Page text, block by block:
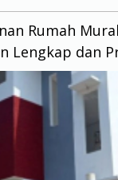
Rumah
Lengkap dan